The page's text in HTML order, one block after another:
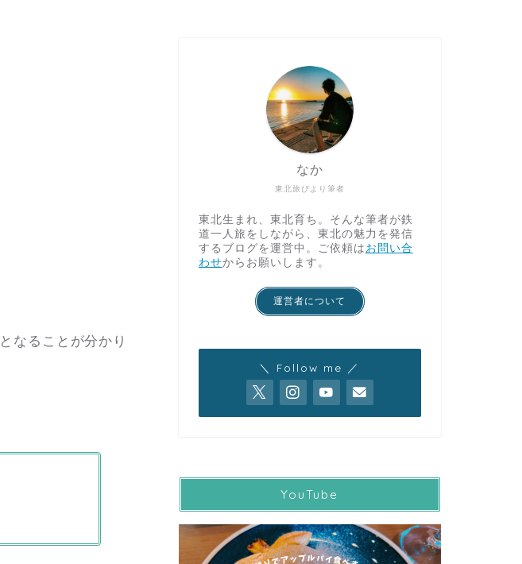
となることが分かり
東北旅びより筆者
なか
東北生まれ、東北育ち。そんな筆者が鉄
道一人旅をしながら、東北の魅力を発信
するブログを運営中。ご依頼は お問い合
わせからお願いします。
運営者について
＼ Follow me ／
YouTube